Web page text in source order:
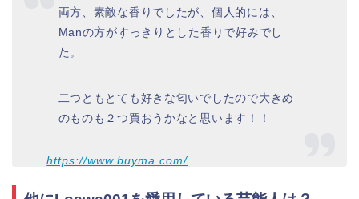
両方、素敵な香りでしたが、個人的には、
Manの方がすっきりとした香りで好みでし
た。
二つともとても好きな匂いでしたので大きめ
のものも２つ買おうかなと思います！！
https://www.buyma.com/